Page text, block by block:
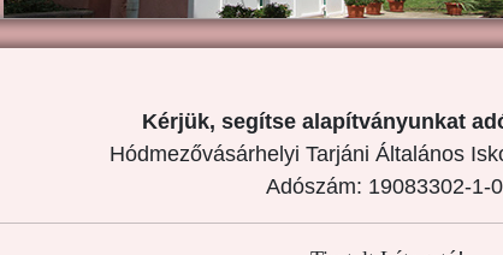
Kérjük, segítse alapítványunkat
Hódmezővásárhelyi Tarjáni Általános
Adószám: 19083302-1-